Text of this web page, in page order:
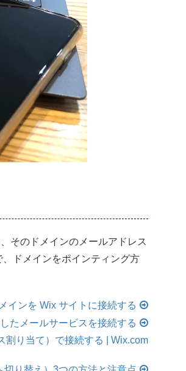
そのドメインのメールアドレス
ドメインをポインティング方
インを Wix サイトに接続する
たメールサービスを接続する
割り当て）で接続する | Wix.com